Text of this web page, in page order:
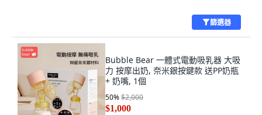
篩選器
Bubble Bear 一體式電動吸乳器 大吸
力 按摩出奶, 奈米銀按鍵款 送PP奶瓶
+ 奶嘴, 1個
50%$2,000
$1,000